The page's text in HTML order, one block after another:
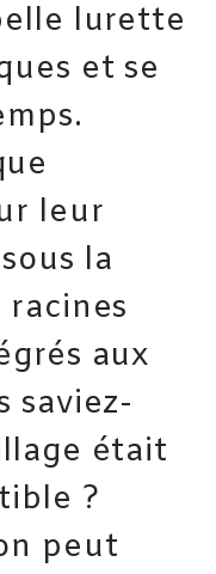
lurette
et se
leur
la
aux
saviez-
était
?
peut